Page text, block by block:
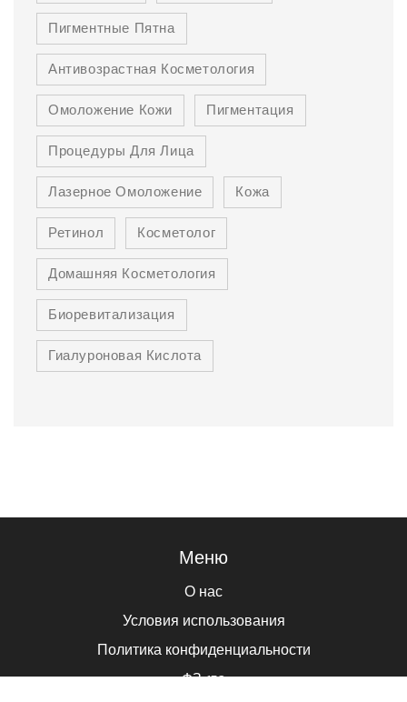
Пигментные Пятна
Антивозрастная Косметология
Омоложение Кожи
Пигментация
Процедуры Для Лица
Лазерное Омоложение
Кожа
Ретинол
Косметолог
Домашняя Косметология
Биоревитализация
Гиалуроновая Кислота
Меню
О нас
Условия использования
Политика конфиденциальности
ФЗ-152